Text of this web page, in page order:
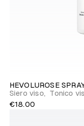
HEVOLUROSE
Siero viso, Tonico
€18.00